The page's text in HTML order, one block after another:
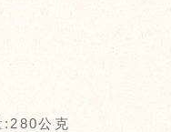
公克